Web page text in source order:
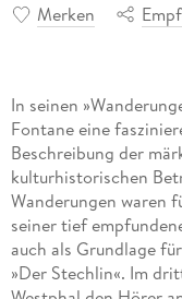
Merken
In seinen
Fontane eine
Beschreibung der
kulturhistorischen
Wanderungen waren
seiner tief
auch als Grundlage
»Der Stechlin«. Im